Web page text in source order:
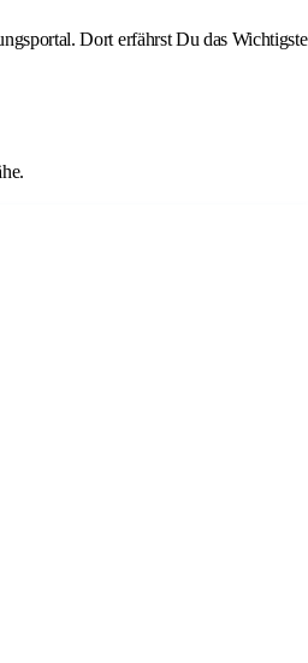
Dort erfährst Du das Wichtigste